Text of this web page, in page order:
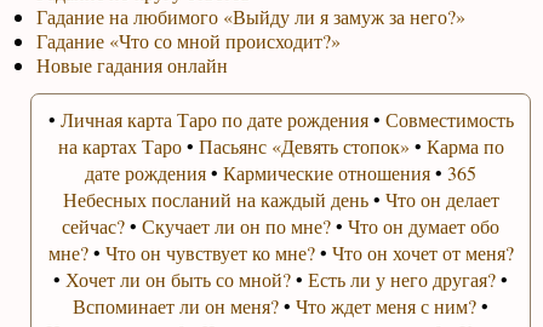
Гадание на любимого «Выйду ли я замуж за него?»
Гадание «Что со мной происходит?»
Новые гадания онлайн
• Личная карта Таро по дате рождения• Совместимость
на картах Таро• Пасьянс «Девять стопок» • Карма по
дате рождения•Кармические отношения•365
Небесных посланий на каждый день• Что он делает
сейчас?•Скучает ли он по мне?•Что он думает обо
мне?• Что он чувствует ко мне?• Что он хочет от меня?
• Хочет ли он быть со мной?•Есть ли у него другая?•
Вспоминает ли он меня?•Что ждет меня с ним?•